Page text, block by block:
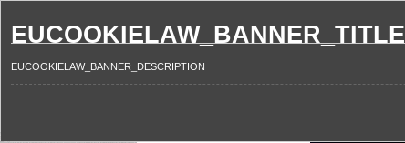
EUCOOKIELAW_BANNER_TITLE
EUCOOKIELAW_BANNER_DESCRIPTION